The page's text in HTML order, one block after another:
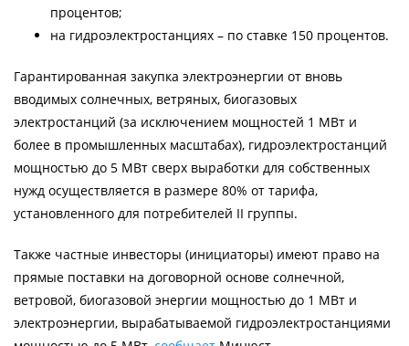
процентов;
на гидроэлектростанциях – по ставке 150 процентов.
Гарантированная закупка электроэнергии от вновь
вводимых солнечных, ветряных, биогазовых
электростанций (за исключением мощностей 1 МВт и
более в промышленных масштабах), гидроэлектростанций
мощностью до 5 МВт сверх выработки для собственных
нужд осуществляется в размере 80% от тарифа,
установленного для потребителей II группы.
Также частные инвесторы (инициаторы) имеют право на
прямые поставки на договорной основе солнечной,
ветровой, биогазовой энергии мощностью до 1 МВт и
электроэнергии, вырабатываемой гидроэлектростанциями